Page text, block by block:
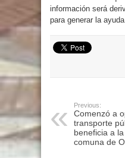
información será
para generar la ayuda.
Previous:
Comenzó a
transporte
beneficia a
comuna de